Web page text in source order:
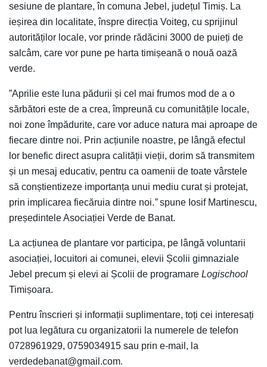
sesiune de plantare, în comuna Jebel, județul Timiș. La
ieșirea din localitate, înspre direcția Voiteg, cu sprijinul
autorităților locale, vor prinde rădăcini 3000 de puieți de
salcâm, care vor pune pe harta timișeană o nouă oază
verde.
”Aprilie este luna pădurii și cel mai frumos mod de a o
sărbători este de a crea, împreună cu comunitățile locale,
noi zone împădurite, care vor aduce natura mai aproape de
fiecare dintre noi. Prin acțiunile noastre, pe lângă efectul
lor benefic direct asupra calității vieții, dorim să transmitem
și un mesaj educativ, pentru ca oamenii de toate vârstele
să conștientizeze importanța unui mediu curat și protejat,
prin implicarea fiecăruia dintre noi.”spune Iosif Martinescu,
președintele Asociației Verde de Banat.
La acțiunea de plantare vor participa, pe lângă voluntarii
asociației, locuitori ai comunei, elevii Școlii gimnaziale
Jebel precum și elevi ai Școlii de programare Logischool
Timișoara.
Pentru înscrieri și informații suplimentare, toți cei interesați
pot lua legătura cu organizatorii la numerele de telefon
0728961929, 0759034915 sau prin e-mail, la
verdedebanat@gmail.com.